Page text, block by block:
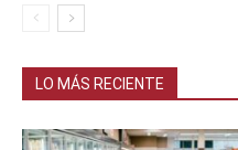
LO MÁS RECIENTE